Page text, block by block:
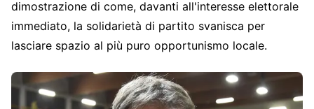
dimostrazione di come, davanti all'interesse elettorale
immediato, la solidarietà di partito svanisca per
lasciare spazio al più puro opportunismo locale.